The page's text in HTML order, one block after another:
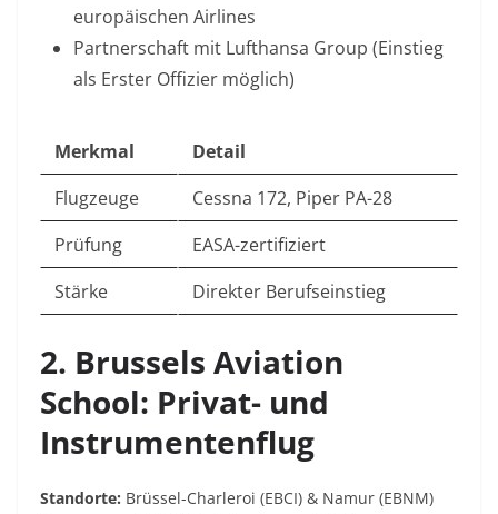
europäischen Airlines
Partnerschaft mit Lufthansa Group (Einstieg
als Erster Offizier möglich)
Merkmal
Detail
Flugzeuge
Cessna 172, Piper PA-28
Prüfung
EASA-zertifiziert
Stärke
Direkter Berufseinstieg
2. Brussels Aviation
School: Privat- und
Instrumentenflug
Standorte: Brüssel-Charleroi (EBCI) & Namur (EBNM)